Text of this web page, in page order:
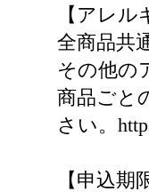
【アレル
全商品共
その他の
商品ごと
さい。
【申込期